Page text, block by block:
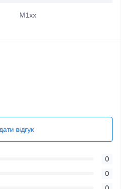
M1xx
відгук
0
0